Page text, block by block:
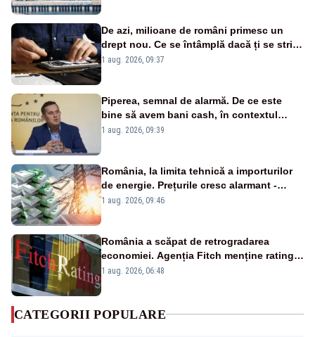
De azi, milioane de români primesc un
drept nou. Ce se întâmplă dacă ți se strică
un produs
1 aug. 2026, 09:37
Piperea, semnal de alarmă. De ce este
bine să avem bani cash, în contextul
alertei energetice?
1 aug. 2026, 09:39
România, la limita tehnică a importurilor
de energie. Prețurile cresc alarmant -
Analiză Realitatea Plus
1 aug. 2026, 09:46
România a scăpat de retrogradarea
economiei. Agenția Fitch menține ratingul
„BBB-” cu perspectivă negativă
1 aug. 2026, 06:48
CATEGORII POPULARE